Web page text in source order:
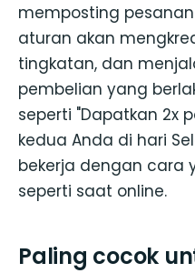
memposting pesanan
aturan akan
tingkatan, dan
pembelian yang
seperti "Dapatkan 2x
kedua Anda di hari
bekerja dengan cara
seperti saat online.
Paling cocok